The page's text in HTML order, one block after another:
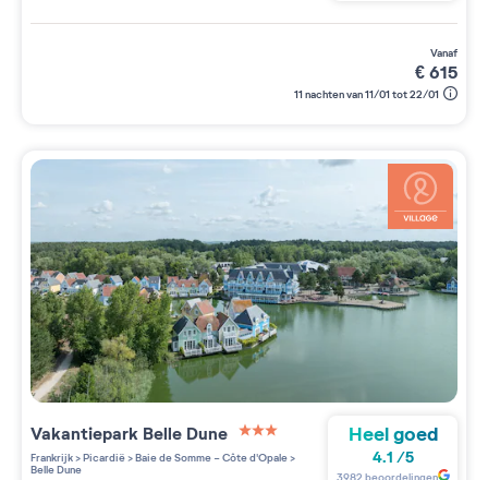
vanaf
€615
11 nachten van 11/01 tot 22/01
Vakantiepark Belle Dune
3 étoiles sur 5
Frankrijk>Picardië>Baie de Somme - Côte d'Opale>
Belle Dune
Heel goed
4.1 /5
3982 beoordelingen